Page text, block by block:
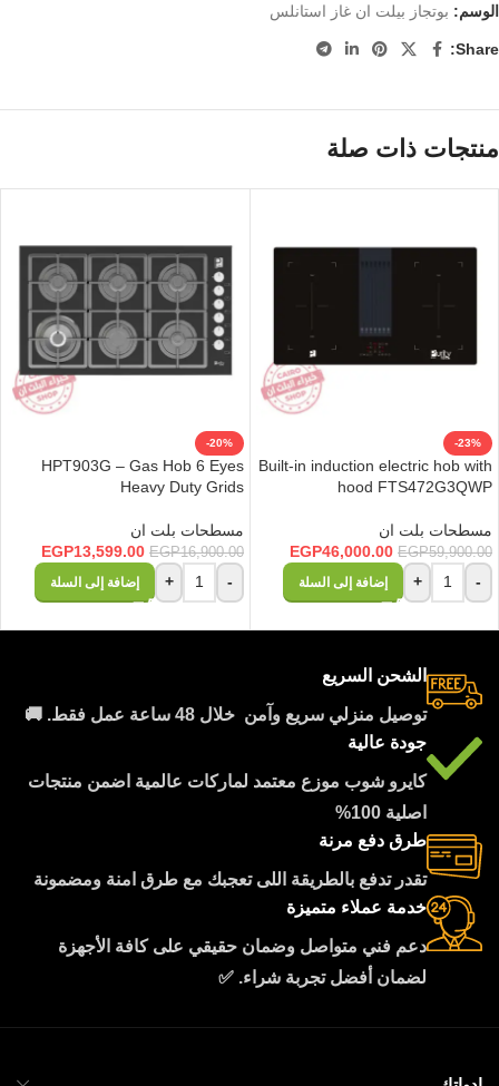
الوسم: بوتجاز بيلت ان غاز استانلس
Share:
منتجات ذات صلة
-23%
Built-in induction electric hob with
hood FTS472G3QWP
مسطحات بلت ان
EGP59,900.00
EGP46,000.00
-
+ إضافة إلى السلة
-20%
HPT903G – Gas Hob 6 Eyes
Heavy Duty Grids
مسطحات بلت ان
EGP16,900.00
EGP13,599.00
-
+ إضافة إلى السلة
الشحن السريع
توصيل منزلي سريع وآمن خلال 48 ساعة عمل فقط. 🚚
جودة عالية
كايرو شوب موزع معتمد لماركات عالمية اضمن منتجات
اصلية 100%
طرق دفع مرنة
تقدر تدفع بالطريقة اللى تعجبك مع طرق امنة ومضمونة
خدمة عملاء متميزة
دعم فني متواصل وضمان حقيقي على كافة الأجهزة
لضمان أفضل تجربة شراء. ✅